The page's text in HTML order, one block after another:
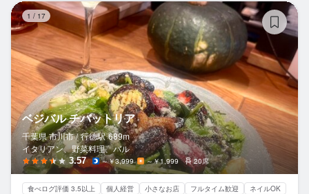
1 / 17
ベジバル チバットリア
千葉県 市川市 / 行徳駅 689m
イタリアン、野菜料理、バル
3.57 ～￥3,999 ～￥1,999 20席
食べログ評価 3.5以上 個人経営 小さなお店 フルタイム歓迎 ネイルOK